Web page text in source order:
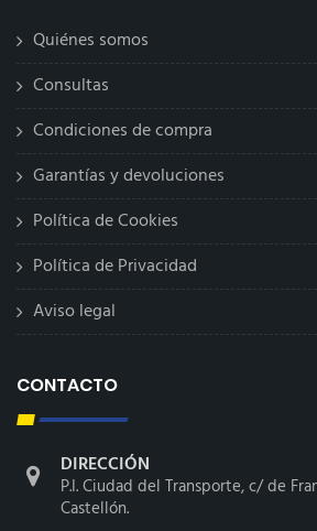
Quiénes somos
Consultas
Condiciones de compra
Garantías y devoluciones
Política de Cookies
Política de Privacidad
Aviso legal
CONTACTO
DIRECCIÓN
P.I. Ciudad del Transporte, c/ de
Castellón.